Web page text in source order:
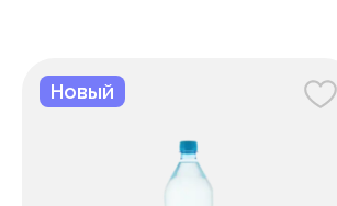
Новый